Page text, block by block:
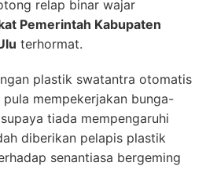
relap binar wajar
Pemerintah Kabupaten
terhormat.
plastik swatantra otomatis
mempekerjakan bunga-
tiada mempengaruhi
diberikan pelapis plastik
senantiasa bergeming